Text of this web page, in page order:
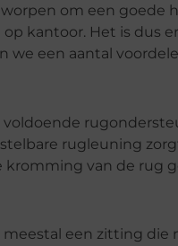
om een goede
kantoor. Het is dus
we een aantal
rugleuning
van de rug
een zitting die